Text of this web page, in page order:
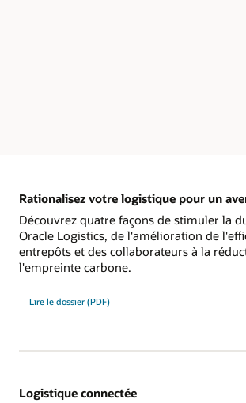
Rationalisez votre logistique pour un
Découvrez quatre façons de stimuler la
Oracle Logistics, de l'amélioration de
entrepôts et des collaborateurs à la
l'empreinte carbone.
Lire le dossier (PDF)
Logistique connectée